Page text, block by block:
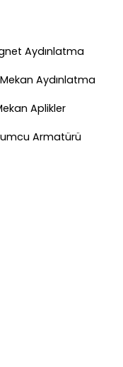
Aydınlatma
Mekan Aydınlatma
Aplikler
Armatürü